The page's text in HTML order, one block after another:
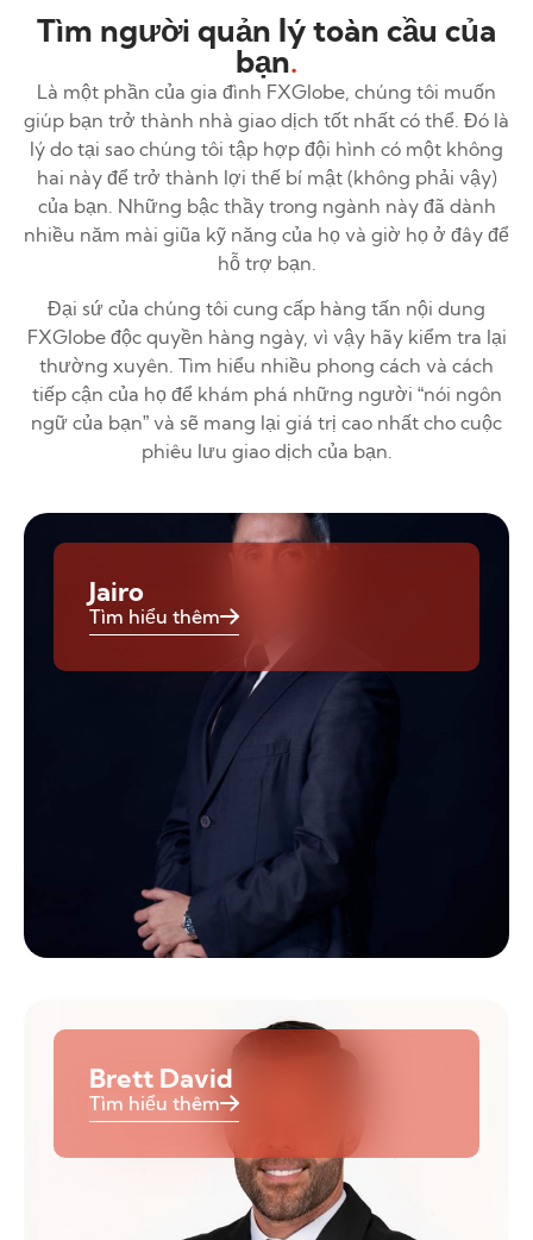
Tìm người quản lý toàn cầu của
bạn.
Là một phần của gia đình FXGlobe, chúng tôi muốn
giúp bạn trở thành nhà giao dịch tốt nhất có thể. Đó là
lý do tại sao chúng tôi tập hợp đội hình có một không
hai này để trở thành lợi thế bí mật (không phải vậy)
của bạn. Những bậc thầy trong ngành này đã dành
nhiều năm mài giũa kỹ năng của họ và giờ họ ở đây để
hỗ trợ bạn.
Đại sứ của chúng tôi cung cấp hàng tấn nội dung
FXGlobe độc quyền hàng ngày, vì vậy hãy kiểm tra lại
thường xuyên. Tìm hiểu nhiều phong cách và cách
tiếp cận của họ để khám phá những người “nói ngôn
ngữ của bạn” và sẽ mang lại giá trị cao nhất cho cuộc
phiêu lưu giao dịch của bạn.
Jairo
Tìm hiểu thêm
Brett David
Tìm hiểu thêm